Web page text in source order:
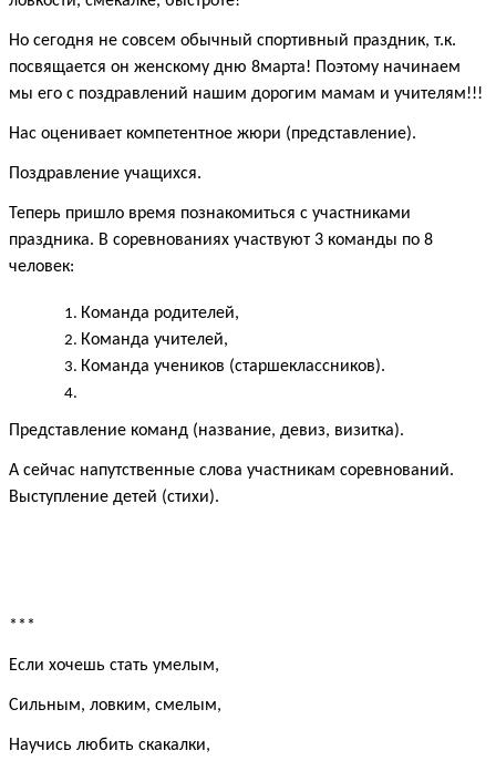
Но сегодня не совсем обычный спортивный праздник, т.к.
посвящается он женскому дню 8марта! Поэтому начинаем
мы его с поздравлений нашим дорогим мамам и учителям!!!
Нас оценивает компетентное жюри (представление).
Поздравление учащихся.
Теперь пришло время познакомиться с участниками
праздника. В соревнованиях участвуют 3 команды по 8
человек:
Команда родителей,
Команда учителей,
Команда учеников (старшеклассников).
Представление команд (название, девиз, визитка).
А сейчас напутственные слова участникам соревнований.
Выступление детей (стихи).
***
Если хочешь стать умелым,
Сильным, ловким, смелым,
Научись любить скакалки,